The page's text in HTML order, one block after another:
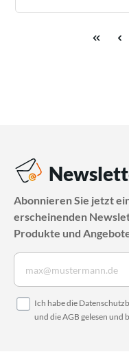
Abonnieren Sie jetzt
erscheinenden
Produkte und
Ich habe die
und dieAGB gelesen und